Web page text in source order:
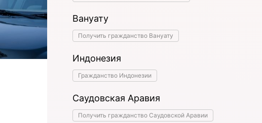
Вануату
Получить гражданство Вануату
Индонезия
Гражданство Индонезии
Саудовская Аравия
Получить гражданство Саудовской Аравии